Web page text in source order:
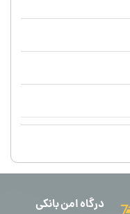
درگاه امن بانکی